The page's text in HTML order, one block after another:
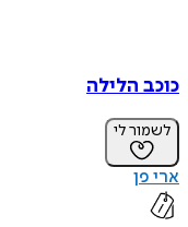
כוכב הלילה
לשמור לי
ארי פן